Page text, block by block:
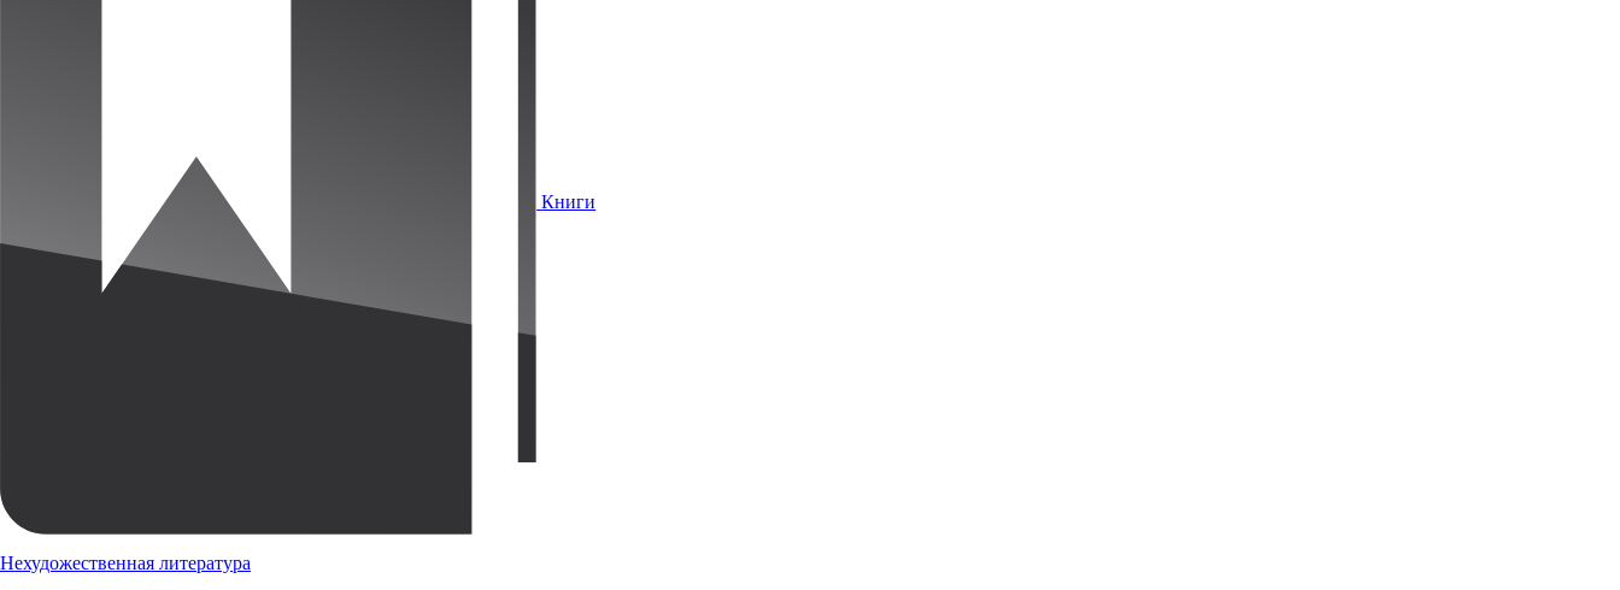
Книги
Нехудожественная литература